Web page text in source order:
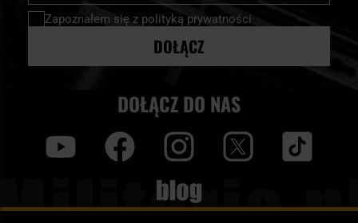
newsletter:
Zapoznałem się z polityką prywatności
DOŁĄCZ
DOŁĄCZ DO NAS
Blog